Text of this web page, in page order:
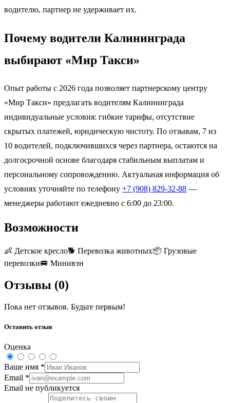
водителю, партнер не удерживает их.
Почему водители Калининграда
выбирают «Мир Такси»
Опыт работы с 2026 года позволяет партнерскому центру
«Мир Такси» предлагать водителям Калининграда
индивидуальные условия: гибкие тарифы, отсутствие
скрытых платежей, юридическую чистоту. По отзывам, 7 из
10 водителей, подключившихся через партнера, остаются на
долгосрочной основе благодаря стабильным выплатам и
персональному сопровождению. Актуальная информация об
условиях уточняйте по телефону +7 (908) 829-32-88 —
менеджеры работают ежедневно с 6:00 до 23:00.
Возможности
👶 Детское кресло🐕 Перевозка животных📦 Грузовые
перевозки🚐 Минивэн
Отзывы (0)
Пока нет отзывов. Будьте первым!
Оставить отзыв
Оценка
Ваше имя *
Email *
Email не публикуется